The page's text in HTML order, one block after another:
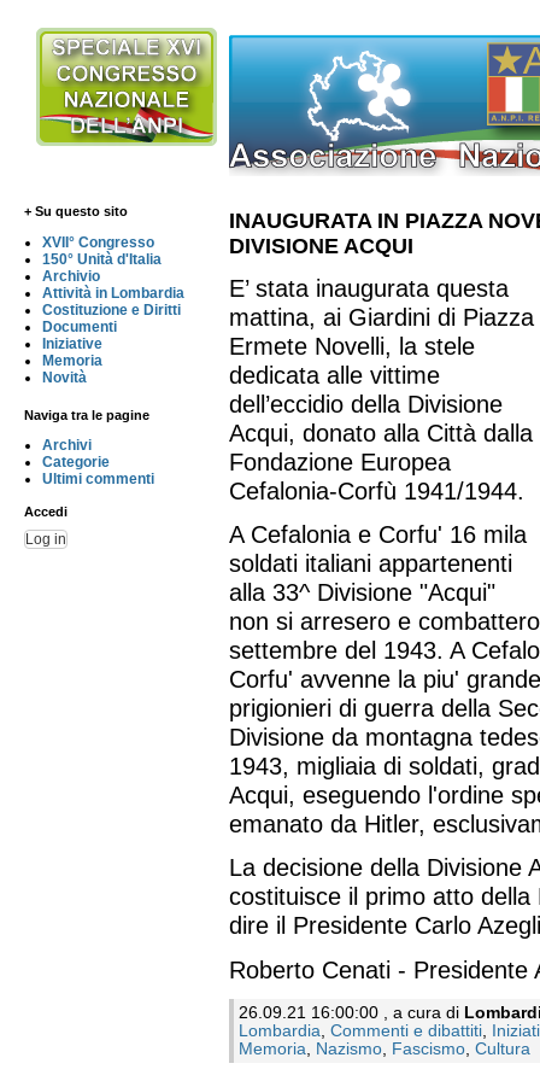
+ Su questo sito
XVII° Congresso
150° Unità d'Italia
Archivio
Attività in Lombardia
Costituzione e Diritti
Documenti
Iniziative
Memoria
Novità
Naviga tra le pagine
Archivi
Categorie
Ultimi commenti
Accedi
Log in
INAUGURATA IN PIAZZA
DIVISIONE ACQUI
E’ stata inaugurata questa
mattina, ai Giardini di Piazza
Ermete Novelli, la stele
dedicata alle vittime
dell’eccidio della Divisione
Acqui, donato alla Città dalla
Fondazione Europea
Cefalonia-Corfù 1941/1944.
A Cefalonia e Corfu' 16 mila
soldati italiani appartenenti
alla 33^ Divisione "Acqui"
non si arresero e
settembre del 1943. A
Corfu' avvenne la piu'
prigionieri di guerra della
Divisione da montagna
1943, migliaia di soldati,
Acqui, eseguendo l'ordine
emanato da Hitler,
La decisione della Divisione
costituisce il primo atto
dire il Presidente Carlo
Roberto Cenati - Presidente
26.09.21 16:00:00 , a cura di
Lombardia Commenti e dibattiti
Memoria
Nazismo Fascismo Cultura